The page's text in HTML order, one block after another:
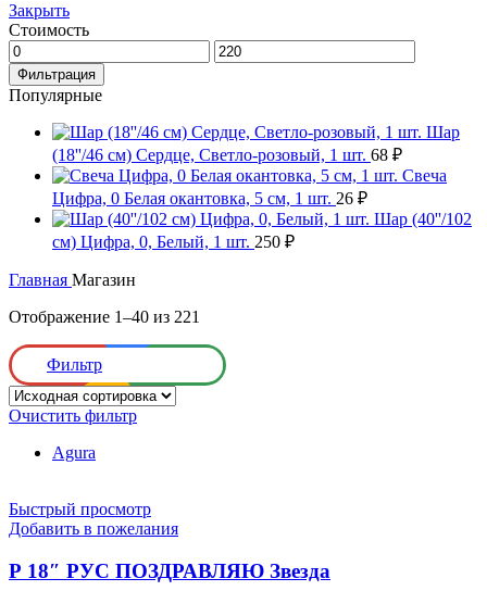
Закрыть
Стоимость
Минимальная
цена
Максимальная
цена
Фильтрация
Популярные
Шар
(18''/46 см) Сердце, Светло-розовый, 1 шт. 68 ₽
Свеча
Цифра, 0 Белая окантовка, 5 см, 1 шт. 26 ₽
Шар (40''/102
см) Цифра, 0, Белый, 1 шт. 250 ₽
Главная Магазин
Отображение 1–40 из 221
Фильтр
Очистить фильтр
Agura
Быстрый просмотр
Добавить в пожелания
Р 18″ РУС ПОЗДРАВЛЯЮ Звезда